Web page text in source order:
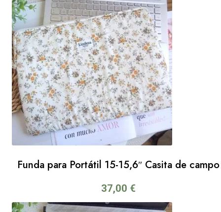
Funda para Portátil 15-15,6″ Casita de campo
37,00 €